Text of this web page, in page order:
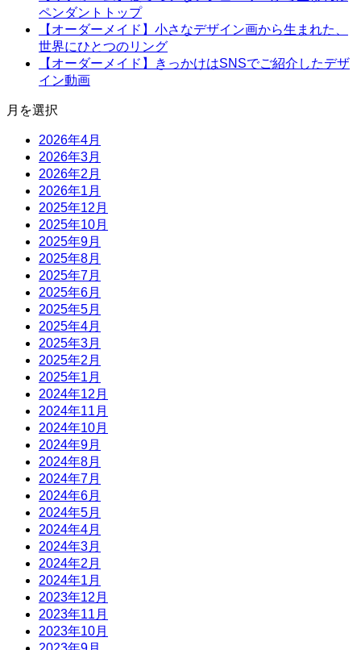
ペンダントトップ
【オーダーメイド】小さなデザイン画から生まれた、
世界にひとつのリング
【オーダーメイド】きっかけはSNSでご紹介したデザ
イン動画
月を選択
2026年4月
2026年3月
2026年2月
2026年1月
2025年12月
2025年10月
2025年9月
2025年8月
2025年7月
2025年6月
2025年5月
2025年4月
2025年3月
2025年2月
2025年1月
2024年12月
2024年11月
2024年10月
2024年9月
2024年8月
2024年7月
2024年6月
2024年5月
2024年4月
2024年3月
2024年2月
2024年1月
2023年12月
2023年11月
2023年10月